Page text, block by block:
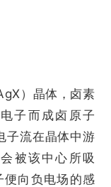
）晶体，卤素
子而成卤原子
子流在晶体中游
被该中心所吸
向负电场的感